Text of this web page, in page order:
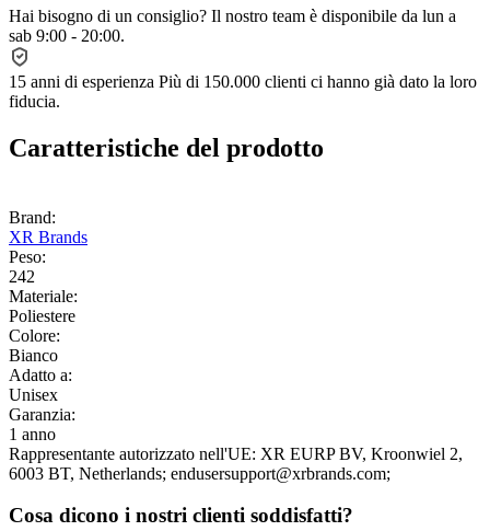
Hai bisogno di un consiglio? Il nostro team è disponibile da lun a
sab 9:00 - 20:00.
15 anni di esperienza Più di 150.000 clienti ci hanno già dato la loro
fiducia.
Caratteristiche del prodotto
Brand:
XR Brands
Peso:
242
Materiale:
Poliestere
Colore:
Bianco
Adatto a:
Unisex
Garanzia:
1 anno
Rappresentante autorizzato nell'UE: XR EURP BV, Kroonwiel 2,
6003 BT, Netherlands; endusersupport@xrbrands.com;
Cosa dicono i nostri clienti soddisfatti?